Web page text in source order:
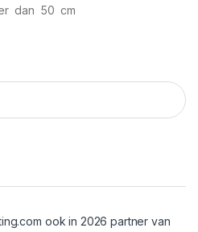
dan 50 cm
ook in 2026 partner van